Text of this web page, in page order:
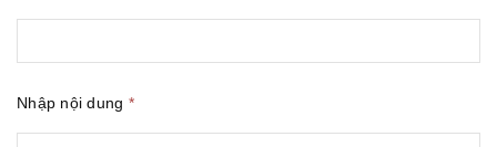
Nhập nội dung *